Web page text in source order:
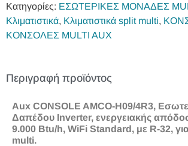
Κατηγορίες: ΕΣΩΤΕΡΙΚΕΣ ΜΟΝΑΔΕΣ
Κλιματιστικά, Κλιματιστικά split multi,
ΚΟΝΣΟΛΕΣ MULTI AUX
Περιγραφή προϊόντος
Aux CONSOLE AMCO-H09/4R3,
Δαπέδου Inverter, ενεργειακής
9.000 Btu/h, WiFi Standard, με R-32,
multi.